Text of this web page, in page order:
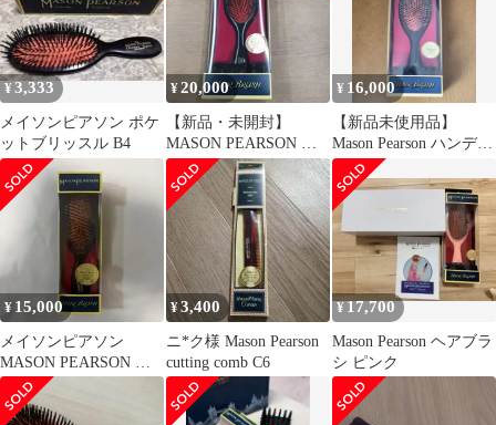
¥3,333
メイソンピアソン ポケ
ットブリッスル B4
¥20,000
【新品・未開封】
MASON PEARSON ハ
ンディブリッスル 正
規輸入品
¥ 16,000
【新品未使用品】
Mason Pearson ハンディ
ミックス ダークルビー
¥ 15,000
メイソンピアソン
MASON PEARSON ポ
ケット エクストラブリ
ッスル
¥3,400
ニ*ク様 Mason Pearson
cutting comb C6
¥17,700
Mason Pearson ヘアブラ
シ ピンク